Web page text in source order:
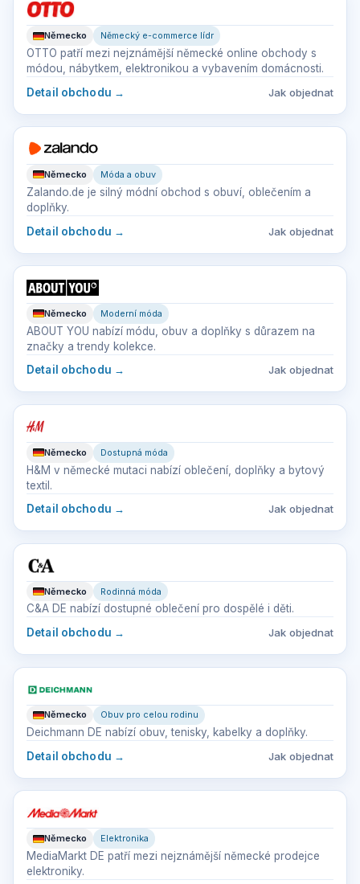
Německo Německý e-commerce lídr
OTTO patří mezi nejznámější německé online obchody s
módou, nábytkem, elektronikou a vybavením domácnosti.
Detail obchodu → Jak objednat
Německo Móda a obuv
Zalando.de je silný módní obchod s obuví, oblečením a
doplňky.
Detail obchodu → Jak objednat
Německo Moderní móda
ABOUT YOU nabízí módu, obuv a doplňky s důrazem na
značky a trendy kolekce.
Detail obchodu → Jak objednat
Německo Dostupná móda
H&M v německé mutaci nabízí oblečení, doplňky a bytový
textil.
Detail obchodu → Jak objednat
Německo Rodinná móda
C&A DE nabízí dostupné oblečení pro dospělé i děti.
Detail obchodu → Jak objednat
Německo Obuv pro celou rodinu
Deichmann DE nabízí obuv, tenisky, kabelky a doplňky.
Detail obchodu → Jak objednat
Německo Elektronika
MediaMarkt DE patří mezi nejznámější německé prodejce
elektroniky.